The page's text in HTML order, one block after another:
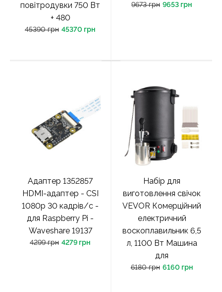
повітродувки 750 Вт
+ 480
45390 грн 45370 грн
9673 грн 9653 грн
Адаптер 1352857
HDMI-адаптер - CSI
1080p 30 кадрів/с -
для Raspberry Pi -
Waveshare 19137
4299 грн 4279 грн
Набір для
виготовлення свічок
VEVOR Комерційний
електричний
воскоплавильник 6,5
л, 1100 Вт Машина
для
6180 грн 6160 грн